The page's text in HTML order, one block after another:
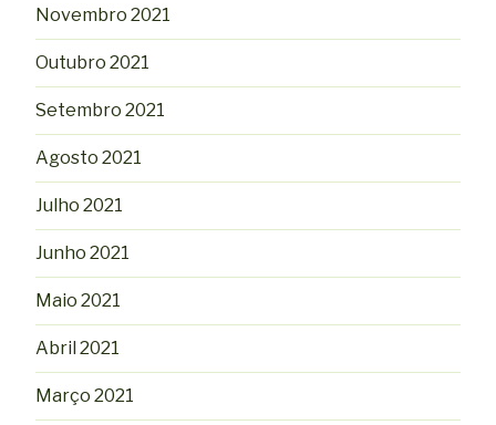
Novembro 2021
Outubro 2021
Setembro 2021
Agosto 2021
Julho 2021
Junho 2021
Maio 2021
Abril 2021
Março 2021